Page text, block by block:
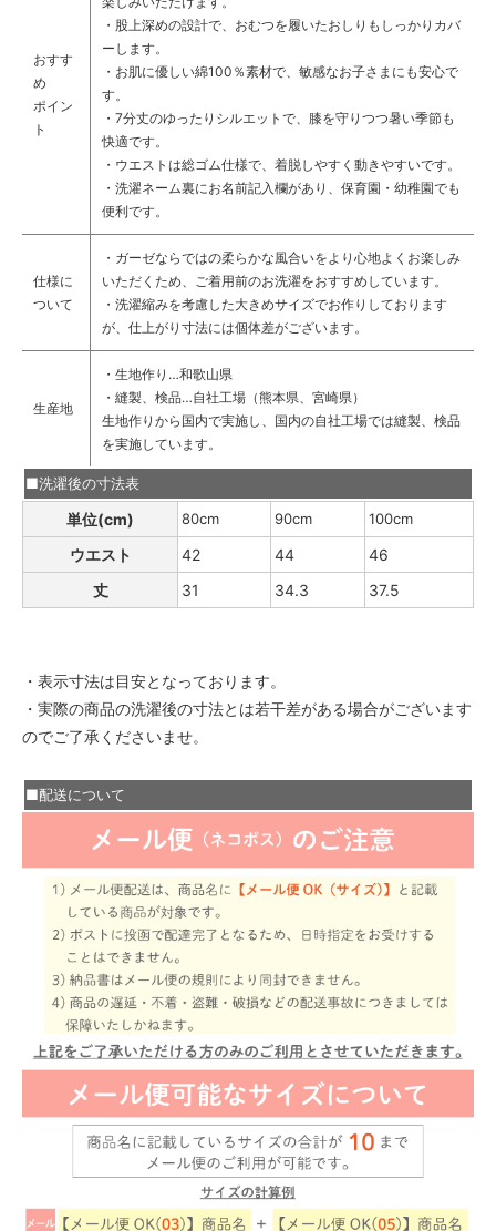
おすす
め
ポイン
ト
・股上深めの設計で、おむつを履いたおしりもしっかりカバ
ーします。
・お肌に優しい綿100％素材で、敏感なお子さまにも安心で
す。
・7分丈のゆったりシルエットで、膝を守りつつ暑い季節も
快適です。
・ウエストは総ゴム仕様で、着脱しやすく動きやすいです。
・洗濯ネーム裏にお名前記入欄があり、保育園・幼稚園でも
便利です。
仕様に
ついて
・ガーゼならではの柔らかな風合いをより心地よくお楽しみ
いただくため、ご着用前のお洗濯をおすすめしています。
・洗濯縮みを考慮した大きめサイズでお作りしております
が、仕上がり寸法には個体差がございます。
生産地
・生地作り…和歌山県
・縫製、検品…自社工場（熊本県、宮崎県）
生地作りから国内で実施し、国内の自社工場では縫製、検品
を実施しています。
■洗濯後の寸法表
単位(cm) 80cm 90cm 100cm
ウエスト 42 44
46
丈
31 34.3 37.5
・表示寸法は目安となっております。
・実際の商品の洗濯後の寸法とは若干差がある場合がございます
のでご了承くださいませ。
■配送について